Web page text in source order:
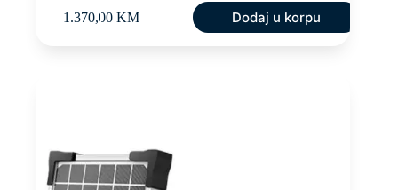
1.370,00 KM Dodaj u korpu